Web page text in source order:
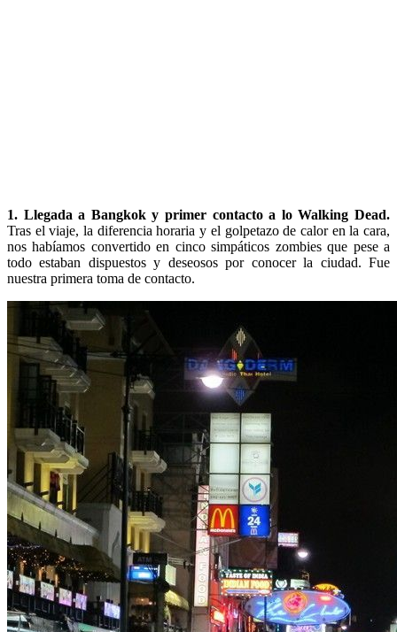
1. Llegada a Bangkok y primer contacto a lo Walking Dead.
Tras el viaje, la diferencia horaria y el golpetazo de calor en la cara,
nos habíamos convertido en cinco simpáticos zombies que pese a
todo estaban dispuestos y deseosos por conocer la ciudad. Fue
nuestra primera toma de contacto.